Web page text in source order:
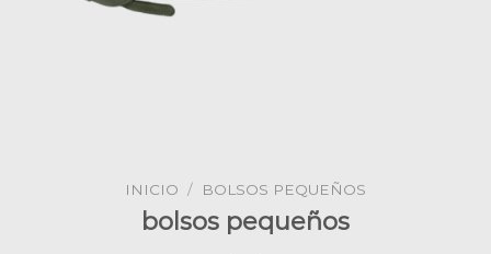
INICIO / BOLSOS PEQUEÑOS
bolsos pequeños